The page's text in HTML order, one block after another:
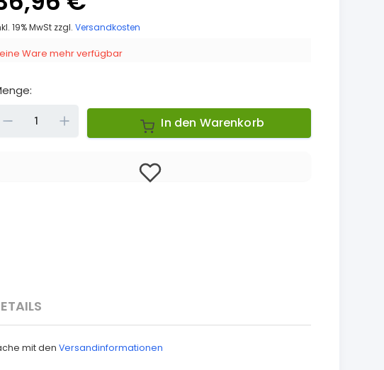
19% MwSt zzgl.Versandkosten
Ware mehr verfügbar
Down In den Warenkorb
mit den Versandinformationen